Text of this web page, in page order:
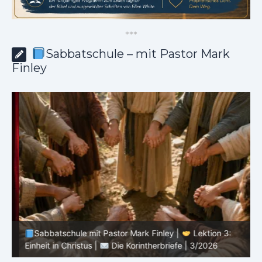
***
Sabbatschule – mit Pastor Mark
Finley
Sabbatschule mit Pastor Mark Finley |
Lektion 3:
Einheit in Christus |
Die Korintherbriefe | 3/2026